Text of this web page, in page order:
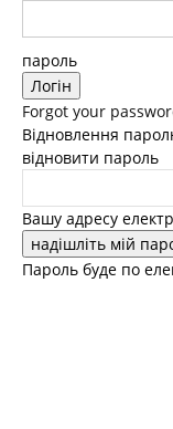
пароль
Forgot your
Відновлення
відновити пароль
Вашу адресу
Пароль буде по